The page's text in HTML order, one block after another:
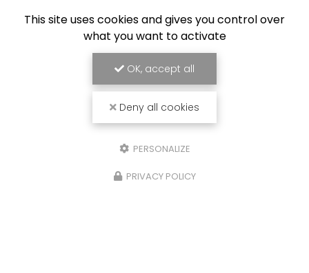
This site uses cookies and gives you control over
what you want to activate
OK, accept all
Deny all cookies
PERSONALIZE
PRIVACY POLICY